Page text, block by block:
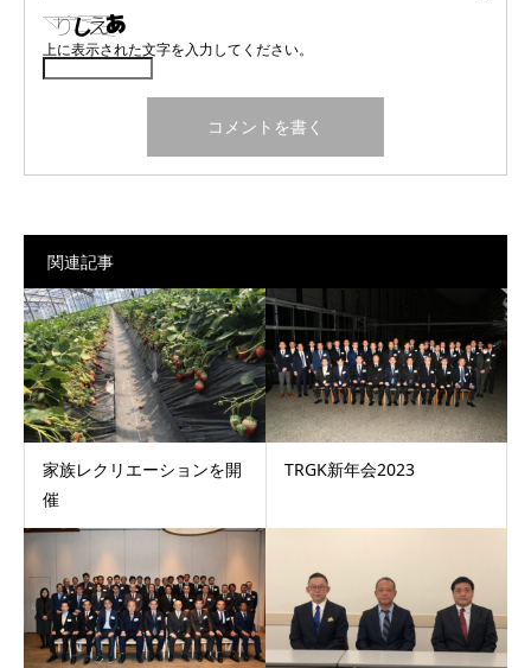
上に表示された文字を入力してください。
関連記事
家族レクリエーションを開
催
TRGK新年会2023